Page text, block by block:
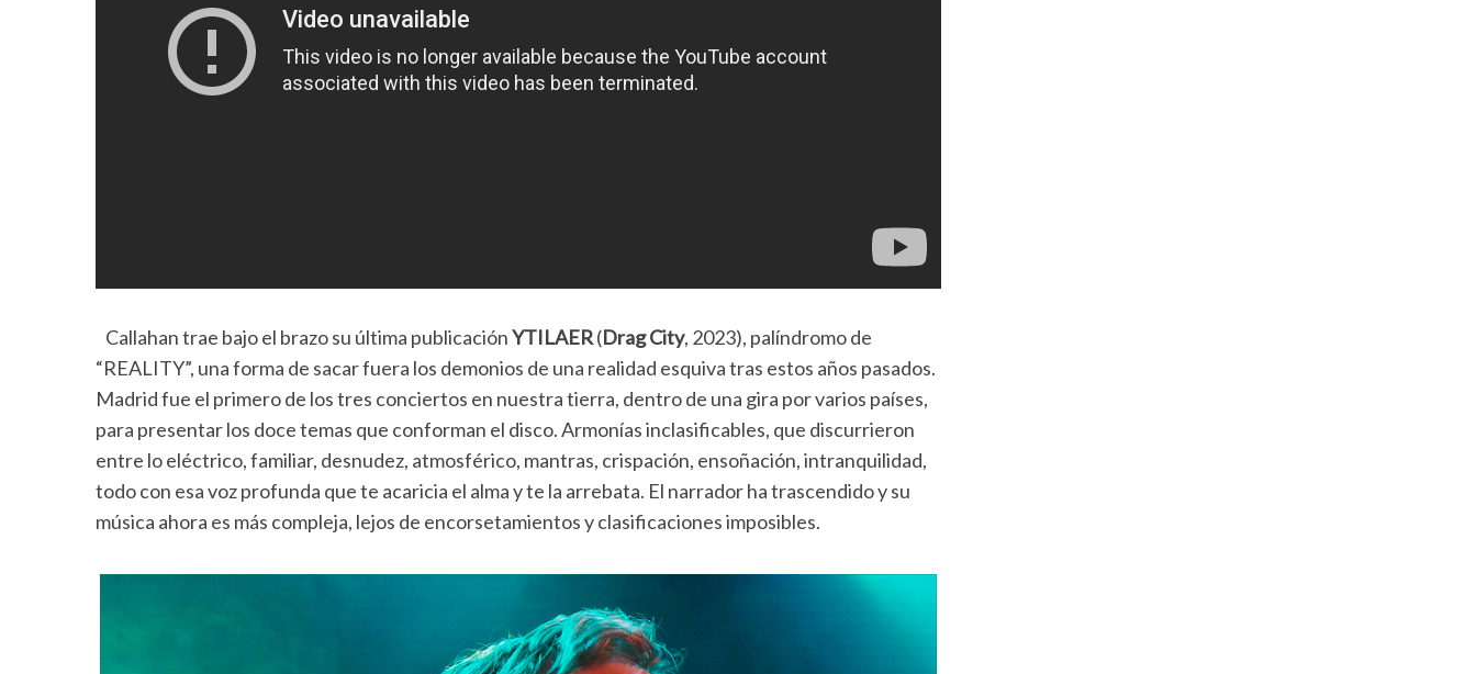
Callahan trae bajo el brazo su última publicaciónYTILAER(Drag City, 2023), palíndromo de
“REALITY”, una forma de sacar fuera los demonios de una realidad esquiva tras estos años pasados.
Madrid fue el primero de los tres conciertos en nuestra tierra, dentro de una gira por varios países,
para presentar los doce temas que conforman el disco. Armonías inclasificables, que discurrieron
entre lo eléctrico, familiar, desnudez, atmosférico, mantras, crispación, ensoñación, intranquilidad,
todo con esa voz profunda que te acaricia el alma y te la arrebata. El narrador ha trascendido y su
música ahora es más compleja, lejos de encorsetamientos y clasificaciones imposibles.